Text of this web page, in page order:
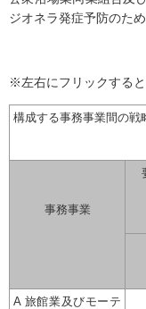
ジオネラ発症予防のた
※左右にフリックすると
構成する事務事業間の戦
事務事業
A 旅館業及びモーテ